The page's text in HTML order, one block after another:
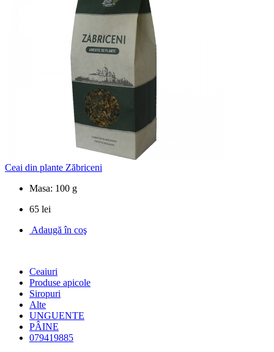
Ceai din plante Zăbriceni
Masa: 100 g
65 lei
Adaugă în coş
Ceaiuri
Produse apicole
Siropuri
Alte
UNGUENTE
PÂINE
079419885